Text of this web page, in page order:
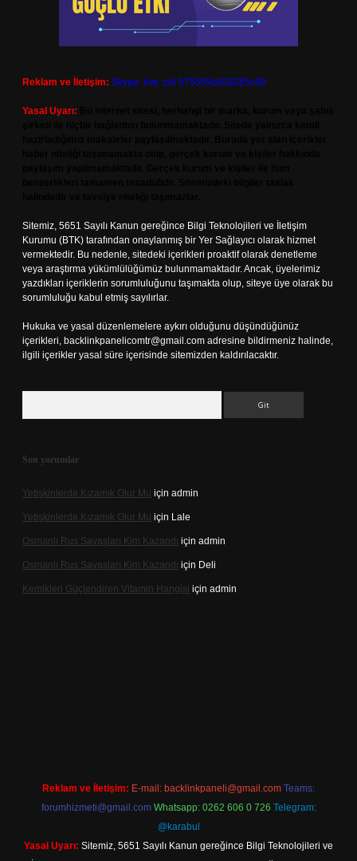
Reklam ve İletişim: Skype: live:.cid.575569c608265c69
Yasal Uyarı:
Sitemiz, 5651 Sayılı Kanun gereğince Bilgi Teknolojileri ve İletişim
Kurumu (BTK) tarafından onaylanmış bir Yer Sağlayıcı olarak hizmet
vermektedir. Bu nedenle, sitedeki içerikleri proaktif olarak denetleme
veya araştırma yükümlülüğümüz bulunmamaktadır. Ancak, üyelerimiz
yazdıkları içeriklerin sorumluluğunu taşımakta olup, siteye üye olarak bu
sorumluluğu kabul etmiş sayılırlar.
Hukuka ve yasal düzenlemelere aykırı olduğunu düşündüğünüz
içerikleri, backlinkpanelicomtr@gmail.com adresine bildirmeniz halinde,
ilgili içerikler yasal süre içerisinde sitemizden kaldırılacaktır.
Son yorumlar
Yetişkinlerde Kızamık Olur Mu için admin
Yetişkinlerde Kızamık Olur Mu için Lale
Osmanlı Rus Savaşları Kim Kazandı için admin
Osmanlı Rus Savaşları Kim Kazandı için Deli
Kemikleri Güçlendiren Vitamin Hangisi için admin
Reklam ve İletişim: E-mail: backlinkpaneli@gmail.com Teams:
forumhizmeti@gmail.com Whatsapp: 0262 606 0 726 Telegram:
@karabul
Yasal Uyarı: Sitemiz, 5651 Sayılı Kanun gereğince Bilgi Teknolojileri ve